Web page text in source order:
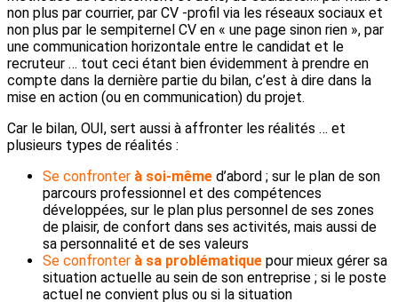
non plus par courrier, par CV -profil via les réseaux sociaux et
non plus par le sempiternel CV en « une page sinon rien », par
une communication horizontale entre le candidat et le
recruteur … tout ceci étant bien évidemment à prendre en
compte dans la dernière partie du bilan, c’est à dire dans la
mise en action (ou en communication) du projet.
Car le bilan, OUI, sert aussi à affronter les réalités … et
plusieurs types de réalités :
Se confronter à soi-même d’abord ; sur le plan de son
parcours professionnel et des compétences
développées, sur le plan plus personnel de ses zones
de plaisir, de confort dans ses activités, mais aussi de
sa personnalité et de ses valeurs
Se confronter à sa problématique pour mieux gérer sa
situation actuelle au sein de son entreprise ; si le poste
actuel ne convient plus ou si la situation